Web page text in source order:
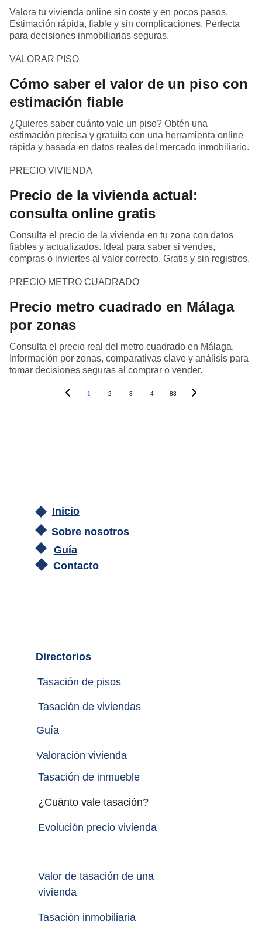
Valora tu vivienda online sin coste y en pocos pasos.
Estimación rápida, fiable y sin complicaciones. Perfecta
para decisiones inmobiliarias seguras.
VALORAR PISO
Cómo saber el valor de un piso con
estimación fiable
¿Quieres saber cuánto vale un piso? Obtén una
estimación precisa y gratuita con una herramienta online
rápida y basada en datos reales del mercado inmobiliario.
PRECIO VIVIENDA
Precio de la vivienda actual:
consulta online gratis
Consulta el precio de la vivienda en tu zona con datos
fiables y actualizados. Ideal para saber si vendes,
compras o inviertes al valor correcto. Gratis y sin registros.
PRECIO METRO CUADRADO
Precio metro cuadrado en Málaga
por zonas
Consulta el precio real del metro cuadrado en Málaga.
Información por zonas, comparativas clave y análisis para
tomar decisiones seguras al comprar o vender.
1 2 3 4 83
Inicio
Guía
Contacto
Sobre nosotros
Directorios
Tasación de pisos
Tasación de viviendas
Guía
Valoración vivienda
Tasación de inmueble
Valor de tasación de una
vivienda
Tasación inmobiliaria
¿Cuánto vale tasación?
Evolución precio vivienda